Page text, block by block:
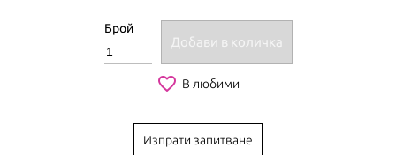
Брой
Добави в количка
favorite_border В любими
Изпрати запитване